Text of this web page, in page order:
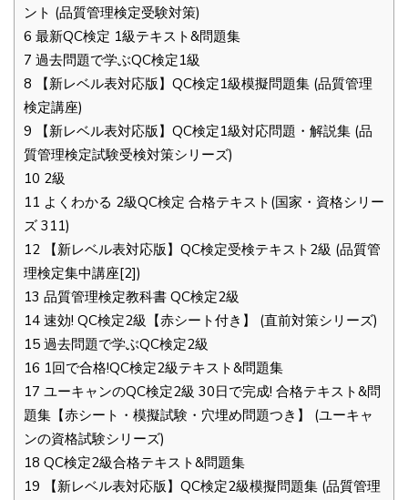
ント (品質管理検定受験対策)
6 最新QC検定 1級テキスト&問題集
7 過去問題で学ぶQC検定1級
8 【新レベル表対応版】QC検定1級模擬問題集 (品質管理
検定講座)
9 【新レベル表対応版】QC検定1級対応問題・解説集 (品
質管理検定試験受検対策シリーズ)
10 2級
11 よくわかる 2級QC検定 合格テキスト(国家・資格シリー
ズ 311)
12 【新レベル表対応版】QC検定受検テキスト2級 (品質管
理検定集中講座[2])
13 品質管理検定教科書 QC検定2級
14 速効! QC検定2級【赤シート付き】 (直前対策シリーズ)
15 過去問題で学ぶQC検定2級
16 1回で合格!QC検定2級テキスト&問題集
17 ユーキャンのQC検定2級 30日で完成! 合格テキスト&問
題集【赤シート・模擬試験・穴埋め問題つき】 (ユーキャ
ンの資格試験シリーズ)
18 QC検定2級合格テキスト&問題集
19 【新レベル表対応版】QC検定2級模擬問題集 (品質管理